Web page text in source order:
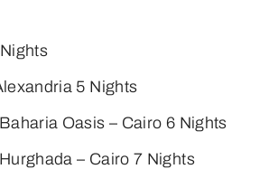
5 Nights
Oasis – Cairo 6 Nights
– Cairo 7 Nights